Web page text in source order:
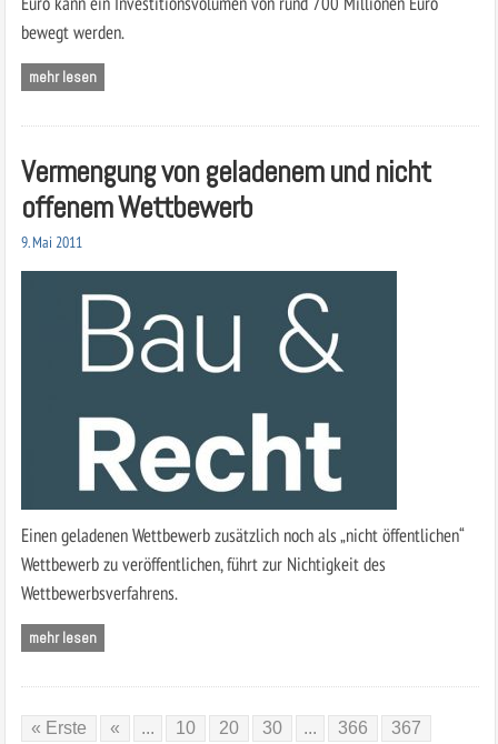
bewegt werden.
mehr lesen
Vermengung von geladenem und nicht
offenem Wettbewerb
9. Mai 2011
Einen geladenen Wettbewerb zusätzlich noch als „nicht öffentlichen“
Wettbewerb zu veröffentlichen, führt zur Nichtigkeit des
Wettbewerbsverfahrens.
mehr lesen
« Erste « ... 10 20 30 ... 366
367